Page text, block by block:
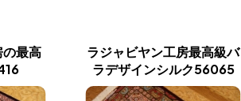
最高
ラジャビヤン工房最高級バ
ラデザインシルク56065